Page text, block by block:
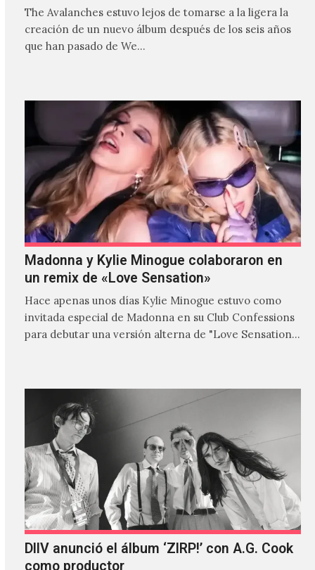
The Avalanches estuvo lejos de tomarse a la ligera la
creación de un nuevo álbum después de los seis años
que han pasado de We…
Madonna y Kylie Minogue colaboraron en
un remix de «Love Sensation»
Hace apenas unos días Kylie Minogue estuvo como
invitada especial de Madonna en su Club Confessions
para debutar una versión alterna de "Love Sensation",
DIIV anunció el álbum ‘ZIRP!’ con A.G. Cook
como productor